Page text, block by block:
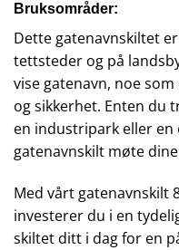
Bruksområder:
Dette gatenavnskiltet
tettsteder og på
vise gatenavn, noe
og sikkerhet. Enten du
en industripark eller
gatenavnskilt møte
Med vårt gatenavnskilt
investerer du i en
skiltet ditt i dag for en